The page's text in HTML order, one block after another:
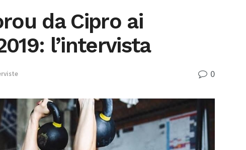
da Cipro ai
l’intervista
0